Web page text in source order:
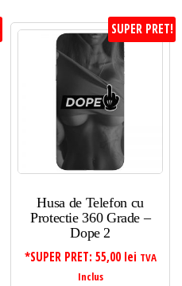
SUPER PRET!
Husa de Telefon cu
Protectie 360 Grade –
Dope 2
*SUPER PRET: 55,00 lei TVA
Inclus